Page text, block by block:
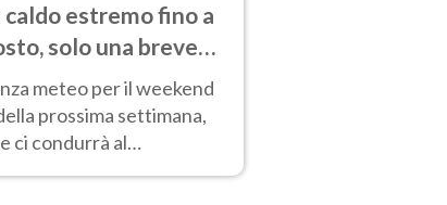
estremo fino a
solo una breve
dove
meteo per il weekend
prossima settimana,
ci condurrà al
vede ancora